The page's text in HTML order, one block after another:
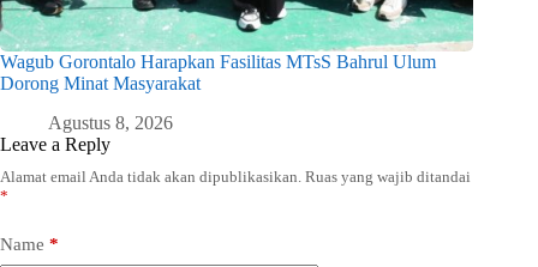
Wagub Gorontalo Harapkan Fasilitas MTsS Bahrul Ulum
Dorong Minat Masyarakat
Agustus 8, 2026
Leave a Reply
Alamat email Anda tidak akan dipublikasikan. Ruas yang wajib ditandai
*
Name *